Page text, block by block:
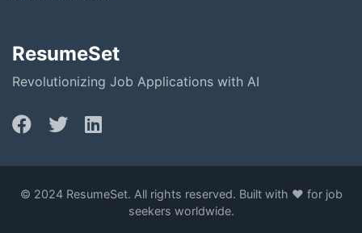
ResumeSet
Revolutionizing Job Applications with AI
© 2024 ResumeSet. All rights reserved. Built with ❤️ for job
seekers worldwide.